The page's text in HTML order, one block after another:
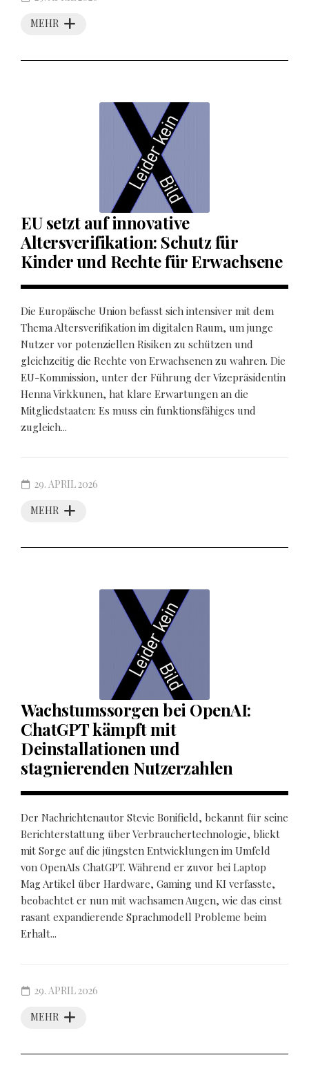
MEHR
EU setzt auf innovative
Altersverifikation: Schutz für
Kinder und Rechte für Erwachsene
Die Europäische Union befasst sich intensiver mit dem
Thema Altersverifikation im digitalen Raum, um junge
Nutzer vor potenziellen Risiken zu schützen und
gleichzeitig die Rechte von Erwachsenen zu wahren. Die
EU-Kommission, unter der Führung der Vizepräsidentin
Henna Virkkunen, hat klare Erwartungen an die
Mitgliedstaaten: Es muss ein funktionsfähiges und
zugleich...
MEHR
29. APRIL 2026
Wachstumssorgen bei OpenAI:
ChatGPT kämpft mit
Deinstallationen und
stagnierenden Nutzerzahlen
Der Nachrichtenautor Stevie Bonifield, bekannt für seine
Berichterstattung über Verbrauchertechnologie, blickt
mit Sorge auf die jüngsten Entwicklungen im Umfeld
von OpenAIs ChatGPT. Während er zuvor bei Laptop
Mag Artikel über Hardware, Gaming und KI verfasste,
beobachtet er nun mit wachsamen Augen, wie das einst
rasant expandierende Sprachmodell Probleme beim
Erhalt...
MEHR
29. APRIL 2026